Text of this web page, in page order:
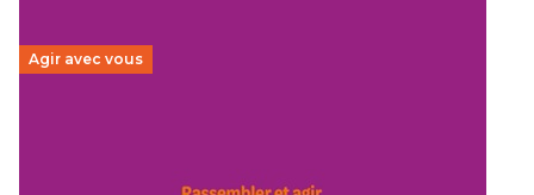
Agir avec vous